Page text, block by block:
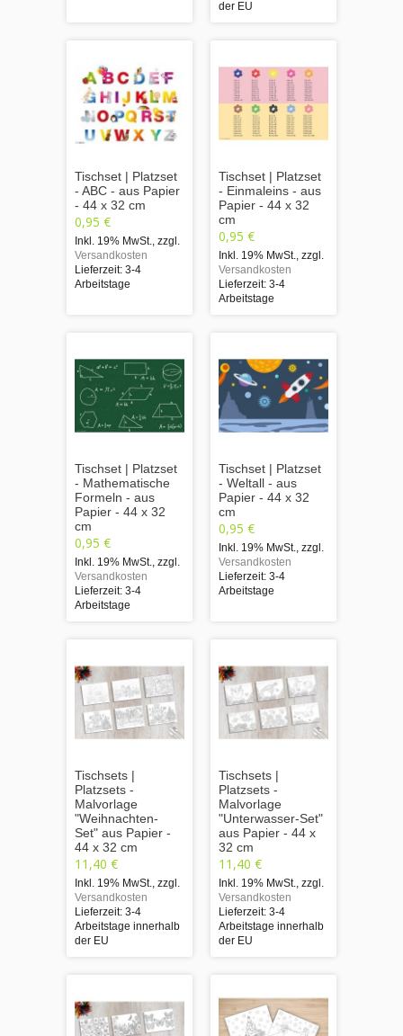
der EU
Tischset | Platzset
- ABC - aus Papier
- 44 x 32 cm
0,95 €
Inkl. 19% MwSt., zzgl.
Versandkosten
Lieferzeit: 3-4
Arbeitstage
Tischset | Platzset
- Einmaleins - aus
Papier - 44 x 32
cm
0,95 €
Inkl. 19% MwSt., zzgl.
Versandkosten
Lieferzeit: 3-4
Arbeitstage
Tischset | Platzset
- Mathematische
Formeln - aus
Papier - 44 x 32
cm
0,95 €
Inkl. 19% MwSt., zzgl.
Versandkosten
Lieferzeit: 3-4
Arbeitstage
Tischset | Platzset
- Weltall - aus
Papier - 44 x 32
cm
0,95 €
Inkl. 19% MwSt., zzgl.
Versandkosten
Lieferzeit: 3-4
Arbeitstage
Tischsets |
Platzsets -
Malvorlage
"Weihnachten-
Set" aus Papier -
44 x 32 cm
11,40 €
Inkl. 19% MwSt., zzgl.
Versandkosten
Lieferzeit: 3-4
Arbeitstage innerhalb
der EU
Tischsets |
Platzsets -
Malvorlage
"Unterwasser-Set"
aus Papier - 44 x
32 cm
11,40 €
Inkl. 19% MwSt., zzgl.
Versandkosten
Lieferzeit: 3-4
Arbeitstage innerhalb
der EU